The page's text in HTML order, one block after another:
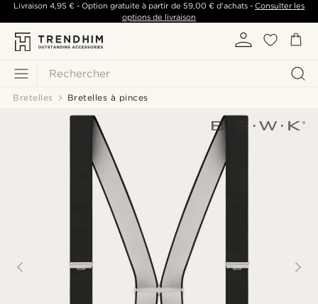
Rechercher
Livraison 4,95 €- Option gratuite à partir de 59,00 €d'achats -Consulter les
options de livraison
Bretelles Bretelles à pinces